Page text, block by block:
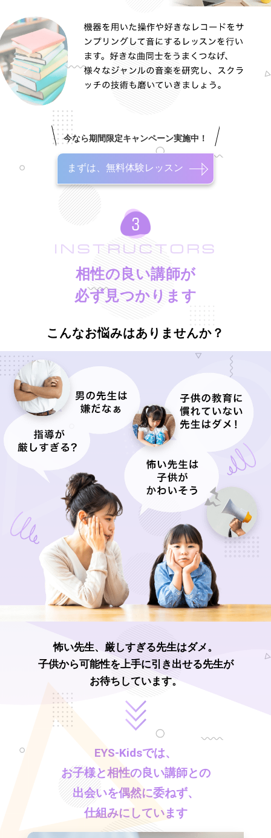
今なら期間限定キャンペーン実施中！
まずは、無料体験レッスン
INSTRUCTORS
相性の良い講師が
必ず見つかります
こんなお悩みはありませんか？
怖い先生、厳しすぎる先生はダメ。
子供から可能性を上手に引き出せる先生が
お待ちしています。
EYS-Kidsでは、
お子様と相性の良い講師との
出会いを偶然に委ねず、
仕組みにしています